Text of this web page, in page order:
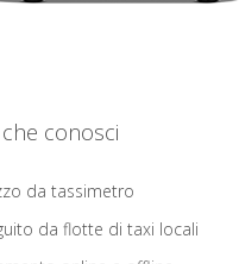
conosci
da tassimetro
da flotte di taxi locali